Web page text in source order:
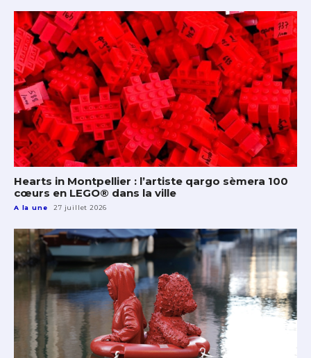
Hearts in Montpellier : l’artiste qargo sèmera 100
cœurs en LEGO® dans la ville
A la une 27 juillet 2026